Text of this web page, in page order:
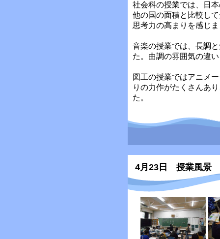
社会科の授業では、日
他の国の面積と比較し
思考力の高まりを感じ
音楽の授業では、長調
た。曲調の雰囲気の違
図工の授業ではアニメ
りの力作がたくさんあ
た。
4月23日 授業風景